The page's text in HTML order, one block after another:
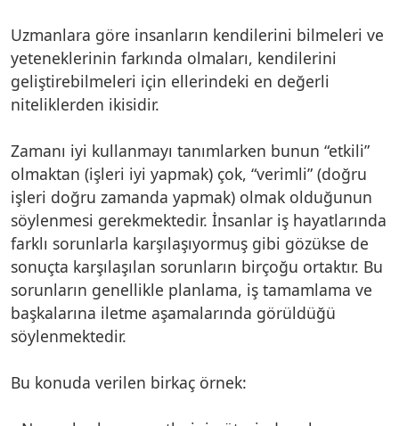
Uzmanlara göre insanların kendilerini bilmeleri ve
yeteneklerinin farkında olmaları, kendilerini
geliştirebilmeleri için ellerindeki en değerli
niteliklerden ikisidir.
Zamanı iyi kullanmayı tanımlarken bunun “etkili”
olmaktan (işleri iyi yapmak) çok, “verimli” (doğru
işleri doğru zamanda yapmak) olmak olduğunun
söylenmesi gerekmektedir. İnsanlar iş hayatlarında
farklı sorunlarla karşılaşıyormuş gibi gözükse de
sonuçta karşılaşılan sorunların birçoğu ortaktır. Bu
sorunların genellikle planlama, iş tamamlama ve
başkalarına iletme aşamalarında görüldüğü
söylenmektedir.
Bu konuda verilen birkaç örnek: